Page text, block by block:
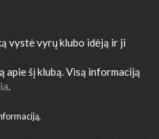
vystė vyrų klubo idėją ir ji
šį klubą. Visą informaciją
.